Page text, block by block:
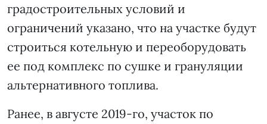
градостроительных условий и
ограничений указано, что на участке будут
строиться котельную и переоборудовать
ее под комплекс по сушке и грануляции
альтернативного топлива.
Ранее, в августе 2019-го, участок по